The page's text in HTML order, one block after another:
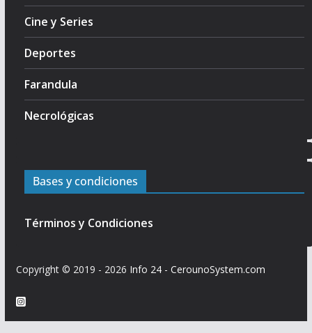
Cine y Series
Deportes
Farandula
Necrológicas
Bases y condiciones
Términos y Condiciones
Copyright © 2019 - 2026 Info 24- CerounoSystem.com